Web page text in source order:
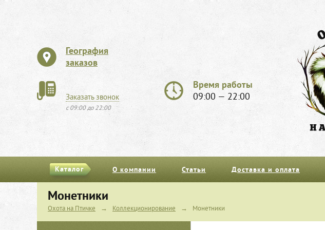
География
заказов
Заказать звонок
с 09:00 до 22:00
Время работы
09:00 — 22:00
Каталог О компании Статьи Доставка и оплата
Монетники
Охота на Птичке → Коллекционирование → Монетники